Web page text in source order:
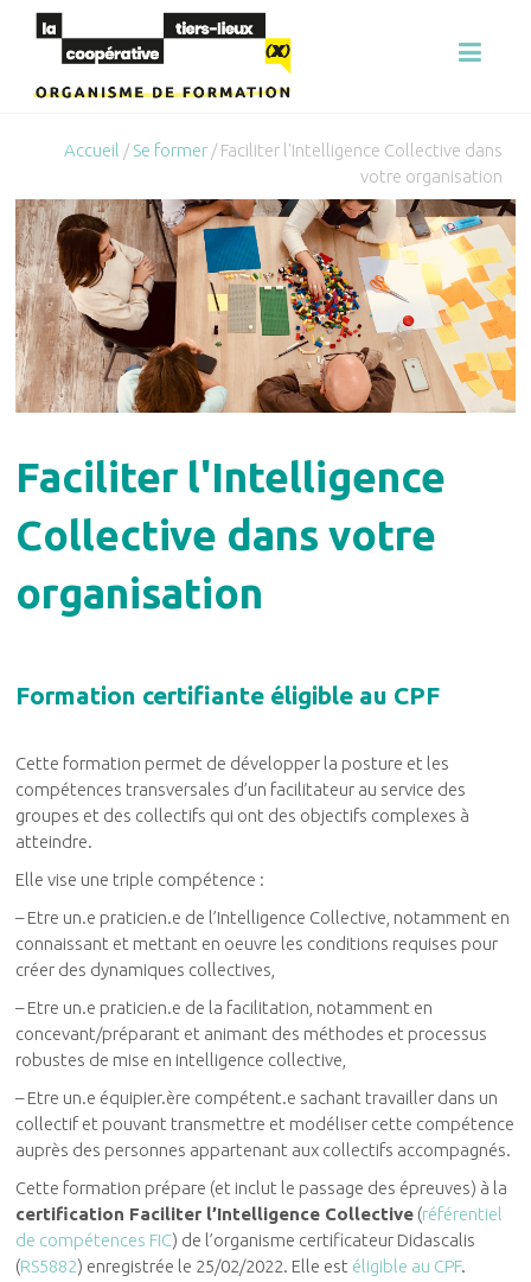
La
Coopérative
Tiers-Lieux
| Organisme
de
formation
Transformons
ensemble
organisation
Accueil /Se former / Faciliter l'Intelligence Collective dans
votre organisation
Faciliter l'Intelligence
Collective dans votre
organisation
Formation certifiante éligible au CPF
Cette formation permet de développer la posture et les
compétences transversales d’un facilitateur au service des
groupes et des collectifs qui ont des objectifs complexes à
atteindre.
Elle vise une triple compétence :
– Etre un.e praticien.e de l’Intelligence Collective, notamment en
connaissant et mettant en oeuvre les conditions requises pour
créer des dynamiques collectives,
– Etre un.e praticien.e de la facilitation, notamment en
concevant/préparant et animant des méthodes et processus
robustes de mise en intelligence collective,
– Etre un.e équipier.ère compétent.e sachant travailler dans un
collectif et pouvant transmettre et modéliser cette compétence
auprès des personnes appartenant aux collectifs accompagnés.
Cette formation prépare (et inclut le passage des épreuves) à la
certification Faciliter l’Intelligence Collective (référentiel
de compétences FIC) de l’organisme certificateur Didascalis
(RS5882) enregistrée le 25/02/2022. Elle est éligible au CPF.